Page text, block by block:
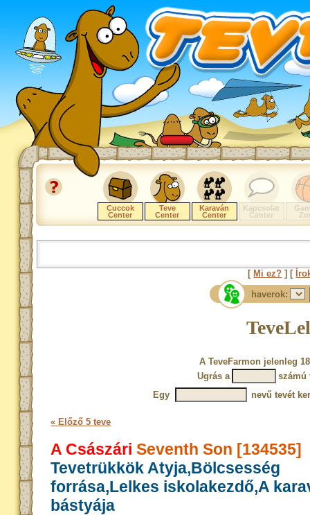
Cuccok
Center
Teve
Center
Karaván
Center
Kapcsolat
Center
[ Mi ez? ] [
haverok:
A TeveFarmon jelenleg
Ugrás a
számú
Egy
nevű tevét
« Előző 5 teve
A Császári Seventh Son [134535]
Tevetrükkök Atyja,Bölcsesség
forrása,Lelkes iskolakezdő,A
bástyája